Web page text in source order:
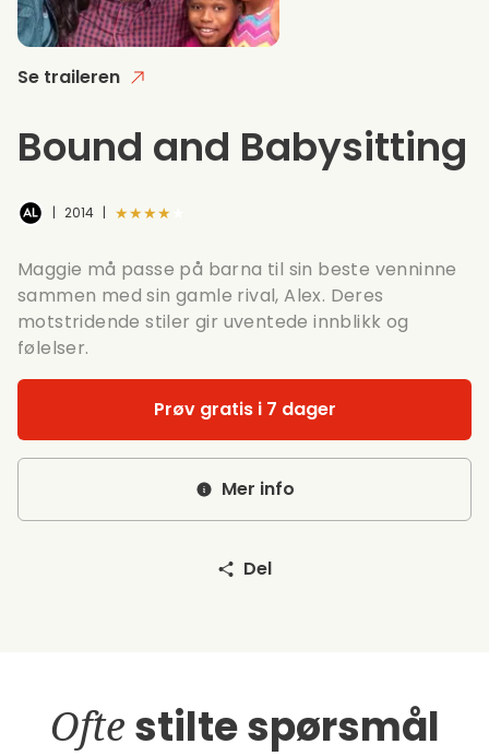
Se traileren
Bound and Babysitting
| 2014 | ★★★★★
Maggie må passe på barna til sin beste venninne
sammen med sin gamle rival, Alex. Deres
motstridende stiler gir uventede innblikk og
følelser.
Prøv gratis i 7 dager
Mer info
Del
Ofte stilte spørsmål